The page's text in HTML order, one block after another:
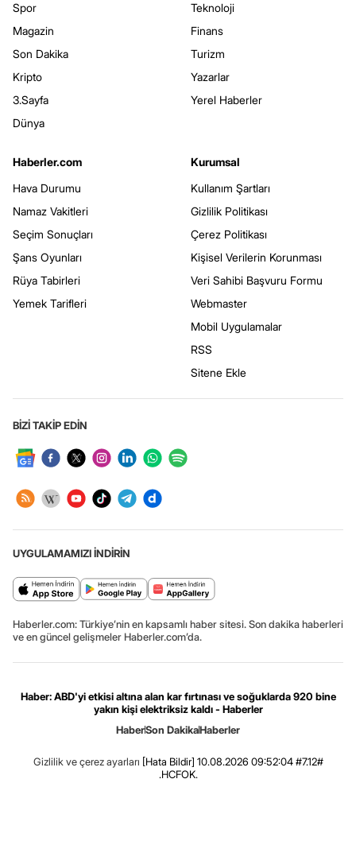
Spor
Magazin
Son Dakika
Kripto
3.Sayfa
Dünya
Teknoloji
Finans
Turizm
Yazarlar
Yerel Haberler
Haberler.com
Hava Durumu
Namaz Vakitleri
Seçim Sonuçları
Şans Oyunları
Rüya Tabirleri
Yemek Tarifleri
Kurumsal
Kullanım Şartları
Gizlilik Politikası
Çerez Politikası
Kişisel Verilerin Korunması
Veri Sahibi Başvuru Formu
Webmaster
Mobil Uygulamalar
RSS
Sitene Ekle
BİZİ TAKİP EDİN
UYGULAMAMIZI İNDİRİN
Haberler.com: Türkiye’nin en kapsamlı haber sitesi. Son dakika haberleri
ve en güncel gelişmeler Haberler.com’da.
Haber: ABD'yi etkisi altına alan kar fırtınası ve soğuklarda 920 bine
yakın kişi elektriksiz kaldı - Haberler
HaberSon DakikaHaberler
Gizlilik ve çerez ayarları [Hata Bildir] 10.08.2026 09:52:04 #7.12#
.HCFOK.